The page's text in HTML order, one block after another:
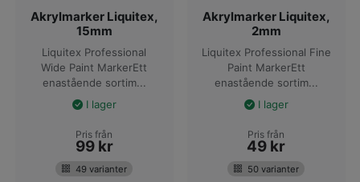
Akrylmarker Liquitex,
15mm
Liquitex Professional
Wide Paint MarkerEtt
enastående sortim...
I lager
Pris från
99 kr
49 varianter
Akrylmarker Liquitex,
2mm
Liquitex Professional Fine
Paint MarkerEtt
enastående sortim...
I lager
Pris från
49 kr
50 varianter